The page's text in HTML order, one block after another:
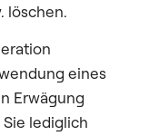
löschen.
eines
Erwägung
lediglich